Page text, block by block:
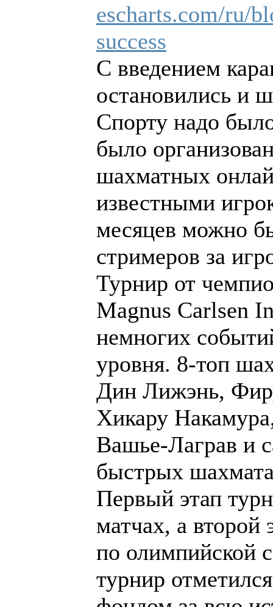
escharts.com/ru/
success
С введением
остановились и
Спорту надо
было
шахматных
известными
месяцев можно
стримеров за
Турнир от
Magnus Carlsen
немногих
уровня. 8-топ
Дин Лижэнь,
Хикару
Вашье-Лаграв и
быстрых
Первый этап
матчах, а второй
по олимпийской
турнир